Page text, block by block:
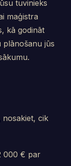
tuvinieks
maģistra
kā godināt
plānošanu jūs
nosakiet, cik
000 € par